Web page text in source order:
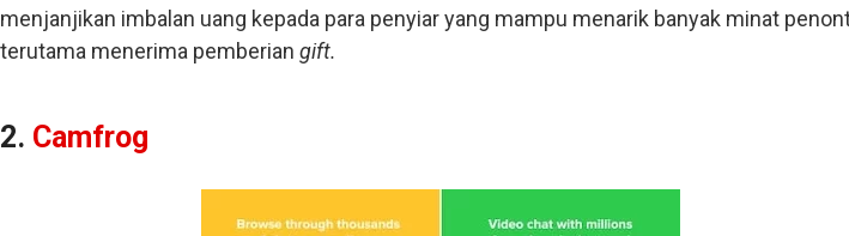
menjanjikan imbalan uang kepada para penyiar yang mampu menarik banyak minat
terutama menerima pemberian gift.
2. Camfrog